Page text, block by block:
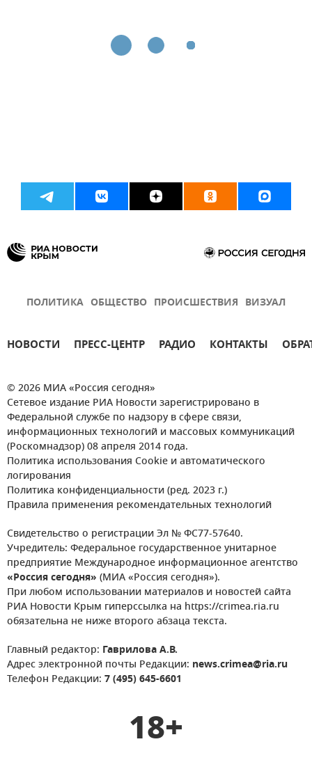
ПОЛИТИКА ОБЩЕСТВО ПРОИСШЕСТВИЯ ВИЗУАЛ
НОВОСТИ ПРЕСС-ЦЕНТР РАДИО КОНТАКТЫ
© 2026 МИА «Россия сегодня»
Сетевое издание РИА Новости зарегистрировано в
Федеральной службе по надзору в сфере связи,
информационных технологий и массовых коммуникаций
(Роскомнадзор) 08 апреля 2014 года.
Политика использования Cookie и автоматического
логирования
Политика конфиденциальности (ред. 2023 г.)
Правила применения рекомендательных технологий
Свидетельство о регистрации Эл № ФС77-57640.
Учредитель: Федеральное государственное унитарное
предприятие Международное информационное агентство
«Россия сегодня» (МИА «Россия сегодня»).
При любом использовании материалов и новостей сайта
РИА Новости Крым гиперссылка на https://crimea.ria.ru
обязательна не ниже второго абзаца текста.
Главный редактор: Гаврилова А.В.
Адрес электронной почты Редакции: news.crimea@ria.ru
Телефон Редакции: 7 (495) 645-6601
18+